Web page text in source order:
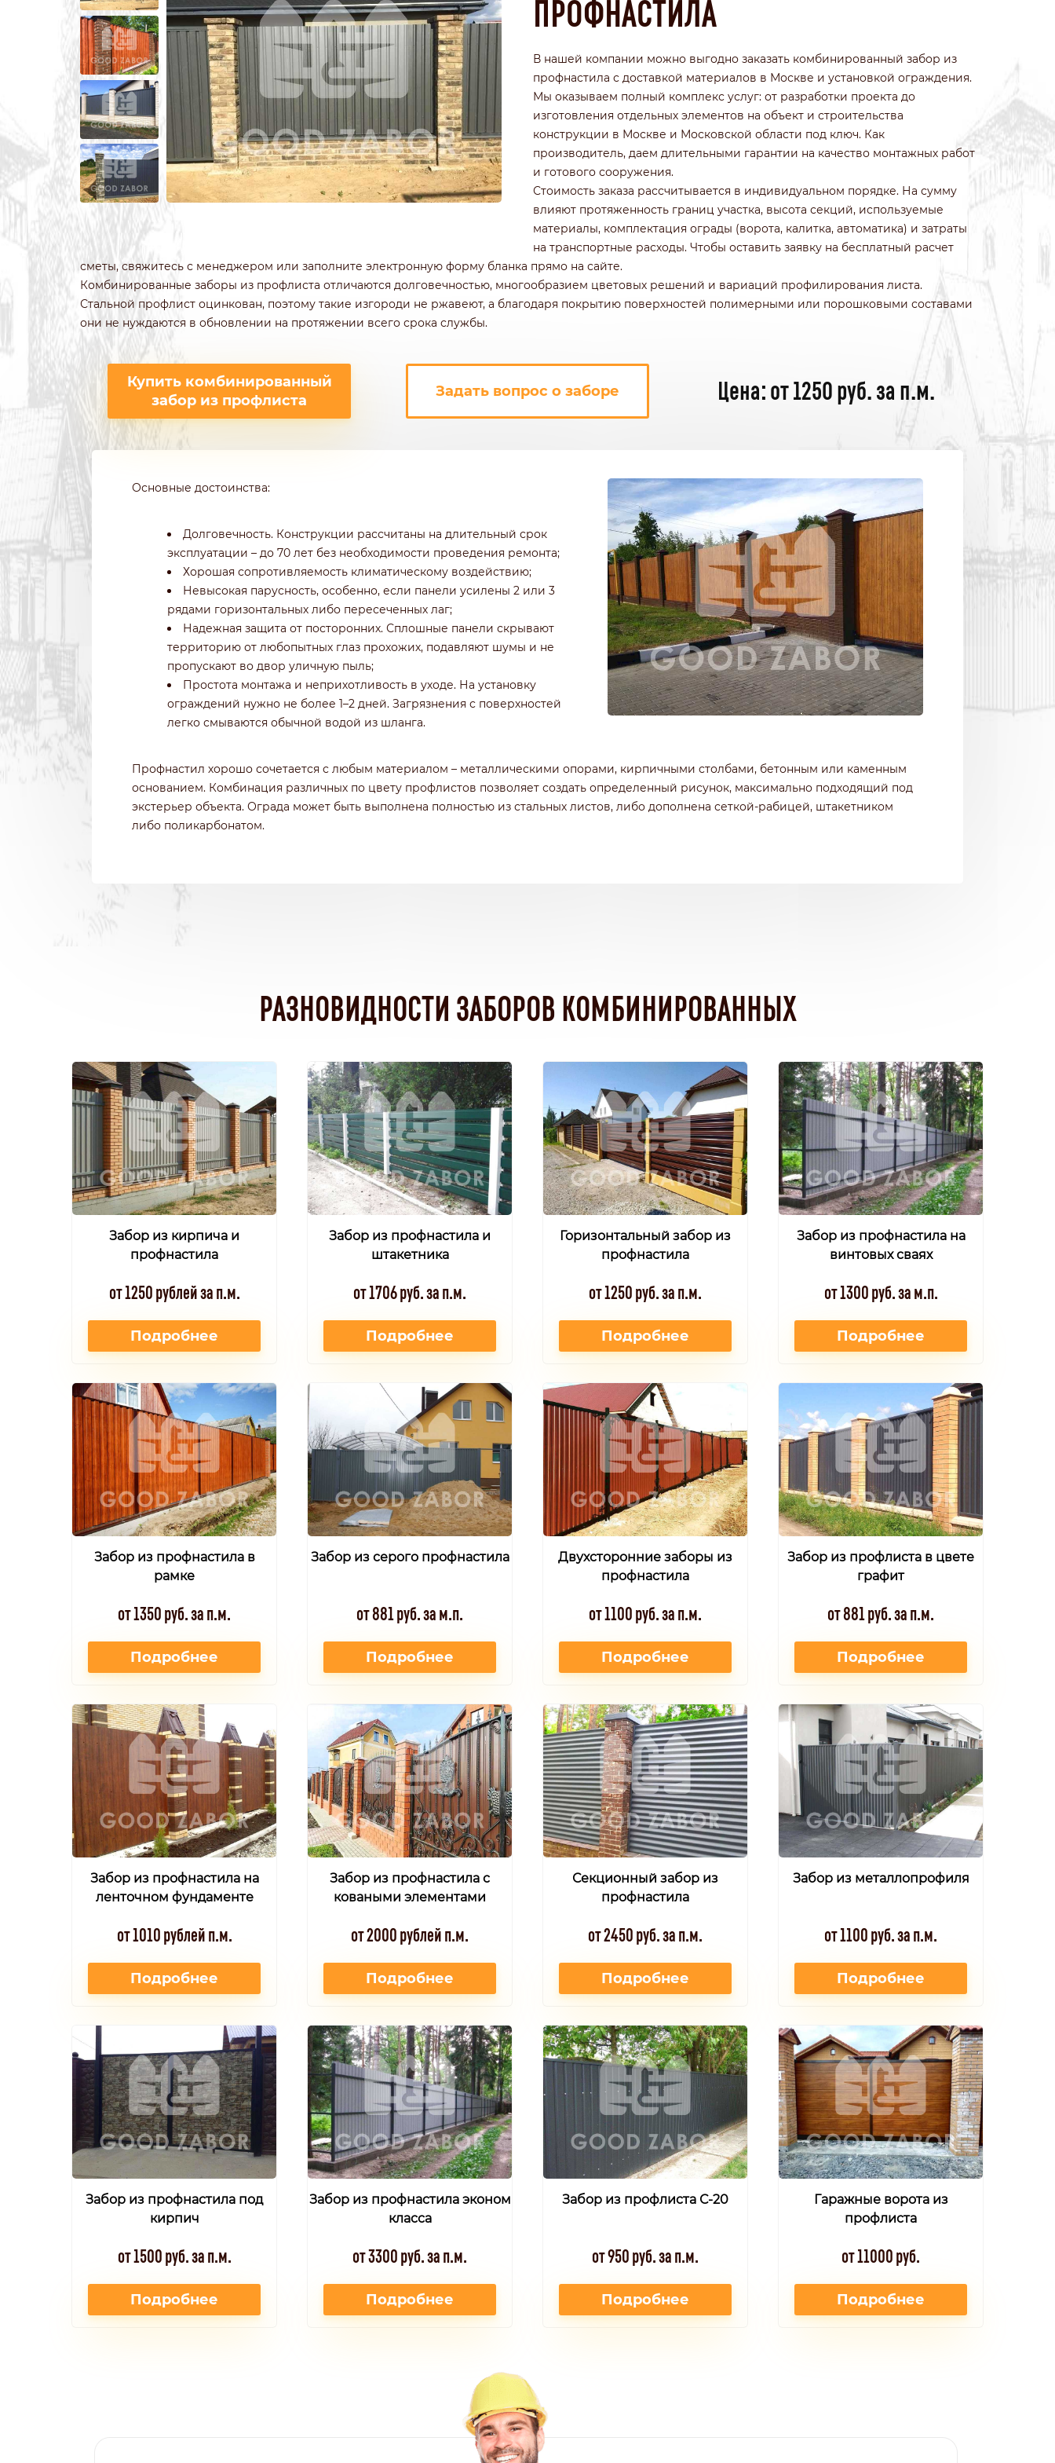
ИЗ 3Д СЕТКИ
ИЗ СВАРНОЙ СЕТКИ
ИЗ ПРОФИЛЬНОЙ ТРУБЫ
СВАРНЫЕ ЗАБОРЫ
ЗАБОРЫ ДЛЯ ДАЧИ
ДЕРЕВЯННЫЕ
ЗАБОРЫ ИЗ ПРОФНАСТИЛА
ПОД КРИПИЧ
ДЛЯ ДАЧИ
ПОД ДЕРЕВО
ПОД КАМЕНЬ
С КОВАНЫМИ ЭЛЕМЕНТАМИ
КИРПИЧНЫЕ ЗАБОРЫ
ГОРИЗОНТАЛЬНЫЕ
ШАХМАТКА
ДЛЯ ДАЧИ
БЕТОННЫЕ
ИЗ 3Д СЕТКИ ГИТТЕР
ПРОФНАСТИЛА
В нашей компании можно выгодно заказать комбинированный забор из
профнастила с доставкой материалов в Москве и установкой ограждения.
Мы оказываем полный комплекс услуг: от разработки проекта до
изготовления отдельных элементов на объект и строительства
конструкции в Москве и Московской области под ключ. Как
производитель, даем длительными гарантии на качество монтажных работ
и готового сооружения.
Стоимость заказа рассчитывается в индивидуальном порядке. На сумму
влияют протяженность границ участка, высота секций, используемые
материалы, комплектация ограды (ворота, калитка, автоматика) и затраты
на транспортные расходы. Чтобы оставить заявку на бесплатный расчет
сметы, свяжитесь с менеджером или заполните электронную форму бланка прямо на сайте.
Комбинированные заборы из профлиста отличаются долговечностью, многообразием цветовых решений и вариаций профилирования листа.
Стальной профлист оцинкован, поэтому такие изгороди не ржавеют, а благодаря покрытию поверхностей полимерными или порошковыми составами
они не нуждаются в обновлении на протяжении всего срока службы.
Купить комбинированный
забор из профлиста
Задать вопрос о заборе Цена: от 1250 руб. за п.м.
Основные достоинства:
Долговечность. Конструкции рассчитаны на длительный срок
эксплуатации – до 70 лет без необходимости проведения ремонта;
Хорошая сопротивляемость климатическому воздействию;
Невысокая парусность, особенно, если панели усилены 2 или 3
рядами горизонтальных либо пересеченных лаг;
Надежная защита от посторонних. Сплошные панели скрывают
территорию от любопытных глаз прохожих, подавляют шумы и не
пропускают во двор уличную пыль;
Простота монтажа и неприхотливость в уходе. На установку
ограждений нужно не более 1–2 дней. Загрязнения с поверхностей
легко смываются обычной водой из шланга.
Профнастил хорошо сочетается с любым материалом – металлическими опорами, кирпичными столбами, бетонным или каменным
основанием. Комбинация различных по цвету профлистов позволяет создать определенный рисунок, максимально подходящий под
экстерьер объекта. Ограда может быть выполнена полностью из стальных листов, либо дополнена сеткой-рабицей, штакетником
либо поликарбонатом.
РАЗНОВИДНОСТИ ЗАБОРОВ КОМБИНИРОВАННЫХ
Забор из кирпича и
профнастила
от 1250 рублей за п.м.
Подробнее
Забор из профнастила и
штакетника
от 1706 руб. за п.м.
Подробнее
Горизонтальный забор из
профнастила
от 1250 руб. за п.м.
Подробнее
Забор из профнастила на
винтовых сваях
от 1300 руб. за м.п.
Подробнее
Забор из профнастила в
рамке
от 1350 руб. за п.м.
Подробнее
Забор из серого профнастила
от 881 руб. за м.п.
Подробнее
Двухсторонние заборы из
профнастила
от 1100 руб. за п.м.
Подробнее
Забор из профлиста в цвете
графит
от 881 руб. за п.м.
Подробнее
Забор из профнастила на
ленточном фундаменте
от 1010 рублей п.м.
Подробнее
Забор из профнастила с
коваными элементами
от 2000 рублей п.м.
Подробнее
Секционный забор из
профнастила
от 2450 руб. за п.м.
Подробнее
Забор из металлопрофиля
от 1100 руб. за п.м.
Подробнее
Забор из профнастила под
кирпич
от 1500 руб. за п.м.
Подробнее
Забор из профнастила эконом
класса
от 3300 руб. за п.м.
Подробнее
Забор из профлиста С-20
от 950 руб. за п.м.
Подробнее
Гаражные ворота из
профлиста
от 11000 руб.
Подробнее